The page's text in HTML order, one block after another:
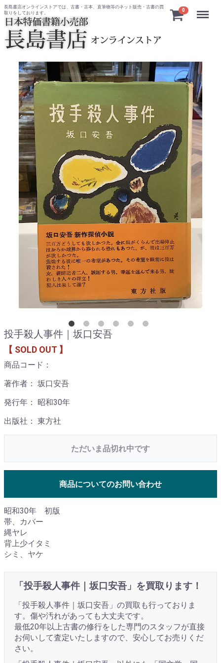
長島書店オンラインストアでは、古書・古本、直筆物等のネット販売・古書の買
取りをしております。
0 Menu
投手殺人事件｜坂口安吾
【 SOLD OUT 】
商品コード：
著作者： 坂口安吾
発行年： 昭和30年
出版社： 東方社
ただいま品切れ中です
商品についてのお問い合わせ
昭和30年 初版
帯、カバー
縄ヤレ
背上少イタミ
シミ、ヤケ
「投手殺人事件｜坂口安吾」を買取ります！
「投手殺人事件｜坂口安吾」の買取も行っておりま
す。傷や汚れがあっても大丈夫です。
最低20年以上古書の修行をした専門のスタッフが直接
お伺いして査定いたしますので、安心してお売りくだ
さい。